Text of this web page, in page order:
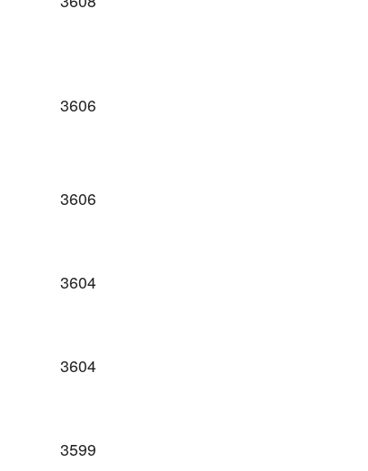
3606
3606
3604
3604
3599